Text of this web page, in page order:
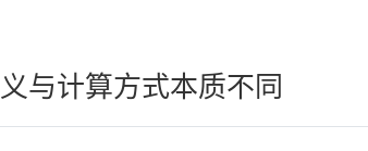
与计算方式本质不同